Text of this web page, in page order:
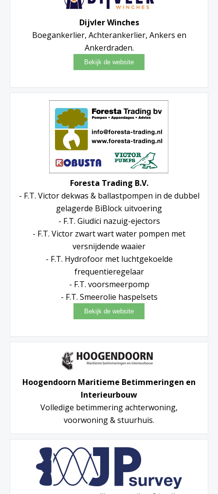
Dijvler Winches
Boegankerlier, Achterankerlier, Ankers en
Ankerdraden.
Foresta Trading B.V.
- F.T. Victor dekwas & ballastpompen in de dubbel
gelagerde BiBlock uitvoering
- F.T. Giudici nazuig-ejectors
- F.T. Victor zwart wart water pompen met
versnijdende waaier
- F.T. Hydrofoor met luchtgekoelde
frequentieregelaar
- F.T. voorsmeerpomp
- F.T. Smeerolie haspelsets
Hoogendoorn Maritieme Betimmeringen en
Interieurbouw
Volledige betimmering achterwoning,
voorwoning & stuurhuis.